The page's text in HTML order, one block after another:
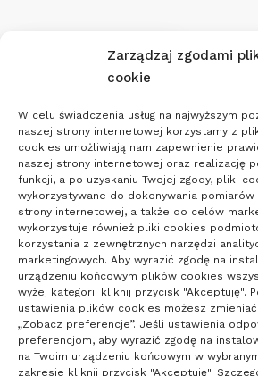
Zarządzaj zgodami
cookie
W celu świadczenia usług na najwyższym
naszej strony internetowej korzystamy z
cookies umożliwiają nam zapewnienie
naszej strony internetowej oraz realizację
funkcji, a po uzyskaniu Twojej zgody, pliki
wykorzystywane do dokonywania
strony internetowej, a także do celów
wykorzystuje również pliki cookies
korzystania z zewnętrznych narzędzi
marketingowych. Aby wyrazić zgodę na
urządzeniu końcowym plików cookies
wyżej kategorii kliknij przycisk "Akceptuję".
ustawienia plików cookies możesz
„Zobacz preferencje”. Jeśli ustawienia
preferencjom, aby wyrazić zgodę na
na Twoim urządzeniu końcowym w
zakresie kliknij przycisk "Akceptuję".
19
°C
Poznań
Zachmurzenie
Małe
_
53%
2
km/h
Poland